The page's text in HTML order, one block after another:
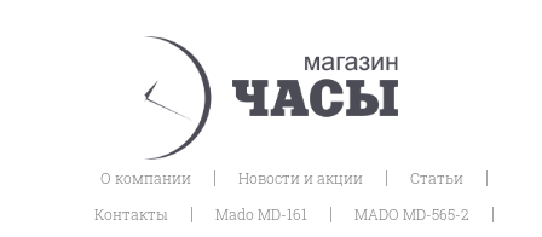
О компании | Новости и акции | Статьи |
Контакты | Mado MD-161 | MADO MD-565-2 |